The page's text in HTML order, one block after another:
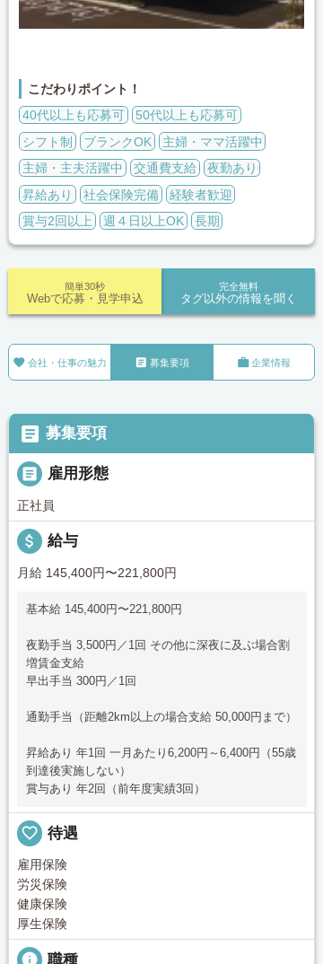
こだわりポイント！
40代以上も応募可
50代以上も応募可
シフト制
ブランクOK
主婦・ママ活躍中
主婦・主夫活躍中
交通費支給
夜勤あり
昇給あり
社会保険完備
経験者歓迎
賞与2回以上
週４日以上OK 長期
完全無料
タグ以外の情報を聞く
簡単30秒
Webで応募・見学申込
 会社・仕事の魅力  募集要項 企業情報
 募集要項
 雇用形態
正社員
attach_money 給与
月給 145,400円〜221,800円
基本給 145,400円〜221,800円
夜勤手当 3,500円／1回 その他に深夜に及ぶ場合割
増賃金支給
早出手当 300円／1回
通勤手当（距離2km以上の場合支給 50,000円まで）
昇給あり 年1回 一月あたり6,200円～6,400円（55歳
到達後実施しない）
賞与あり 年2回（前年度実績3回）
favorite_border 待遇
雇用保険
労災保険
健康保険
厚生保険
info 職種